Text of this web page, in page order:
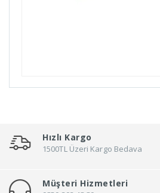
Brakco
Brooks
Hızlı Kargo
1500TL Üzeri Kargo Bedava
Müşteri Hizmetleri